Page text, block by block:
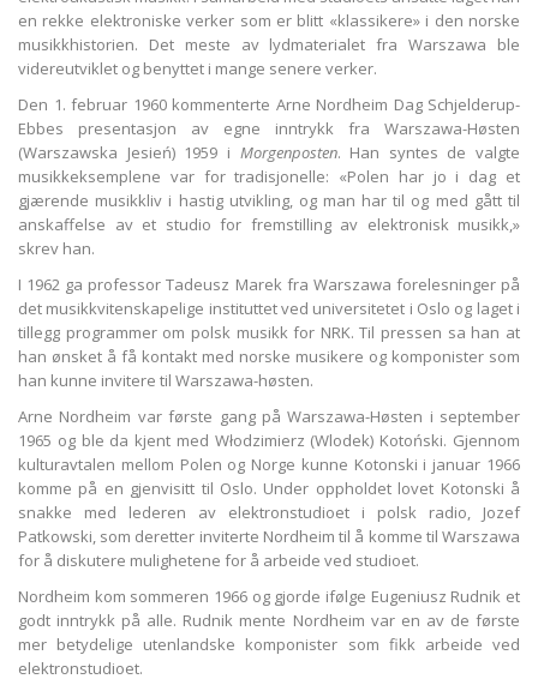
en rekke elektroniske verker som er blitt «klassikere» i den norske
musikkhistorien. Det meste av lydmaterialet fra Warszawa ble
videreutviklet og benyttet i mange senere verker.
Den 1. februar 1960 kommenterte Arne Nordheim Dag Schjelderup-
Ebbes presentasjon av egne inntrykk fra Warszawa-Høsten
(Warszawska Jesień) 1959 i Morgenposten. Han syntes de valgte
musikkeksemplene var for tradisjonelle: «Polen har jo i dag et
gjærende musikkliv i hastig utvikling, og man har til og med gått til
anskaffelse av et studio for fremstilling av elektronisk musikk,»
skrev han.
I 1962 ga professor Tadeusz Marek fra Warszawa forelesninger på
det musikkvitenskapelige instituttet ved universitetet i Oslo og laget i
tillegg programmer om polsk musikk for NRK. Til pressen sa han at
han ønsket å få kontakt med norske musikere og komponister som
han kunne invitere til Warszawa-høsten.
Arne Nordheim var første gang på Warszawa-Høsten i september
1965 og ble da kjent med Włodzimierz (Wlodek) Kotoński. Gjennom
kulturavtalen mellom Polen og Norge kunne Kotonski i januar 1966
komme på en gjenvisitt til Oslo. Under oppholdet lovet Kotonski å
snakke med lederen av elektronstudioet i polsk radio, Jozef
Patkowski, som deretter inviterte Nordheim til å komme til Warszawa
for å diskutere mulighetene for å arbeide ved studioet.
Nordheim kom sommeren 1966 og gjorde ifølge Eugeniusz Rudnik et
godt inntrykk på alle. Rudnik mente Nordheim var en av de første
mer betydelige utenlandske komponister som fikk arbeide ved
elektronstudioet.